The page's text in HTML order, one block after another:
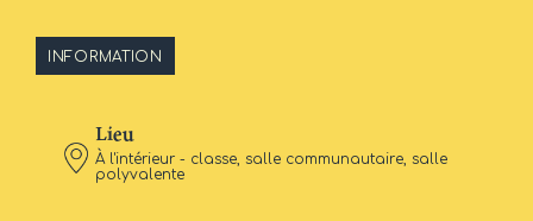
INFORMATION
Lieu
À l'intérieur - classe, salle communautaire, salle
polyvalente